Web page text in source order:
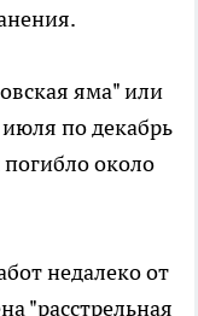
яма" или
по декабрь
погибло около
недалеко от
"расстрельная